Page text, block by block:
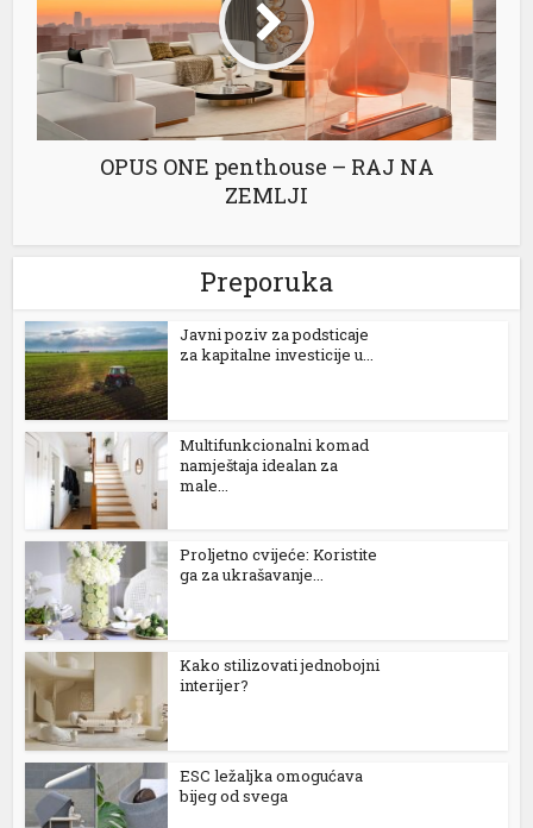
OPUS ONE penthouse – RAJ NA
ZEMLJI
Preporuka
Јavni poziv za podsticaje
za kapitalne investicije u...
Multifunkcionalni komad
namještaja idealan za
male...
Proljetno cvijeće: Koristite
ga za ukrašavanje...
Kako stilizovati jednobojni
interijer?
ESC ležaljka omogućava
bijeg od svega